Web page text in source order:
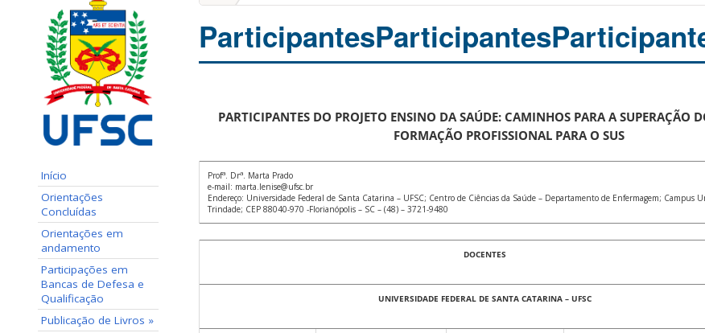
Início
Orientações
Concluídas
Orientações em
andamento
Participações em
Bancas de Defesa e
Qualificação
Publicação de Livros »
ParticipantesParticipantes
PARTICIPANTES DO PROJETO ENSINO DA SAÚDE: CAMINHOS PARA A SUPERAÇÃO
FORMAÇÃO PROFISSIONAL PARA O SUS
Profa. Dra. Marta Prado
e-mail: marta.lenise@ufsc.br
Endereço: Universidade Federal de Santa Catarina – UFSC; Centro de Ciências da Saúde – Departamento de Enfermagem; Campus
Trindade; CEP 88040-970 -Florianópolis – SC – (48) – 3721-9480
DOCENTES
UNIVERSIDADE FEDERAL DE SANTA CATARINA – UFSC